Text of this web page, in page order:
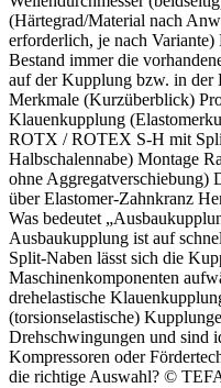
(Härtegrad/Material nach
erforderlich, je nach
Bestand immer die
auf der Kupplung bzw. in der
Merkmale (Kurzüberblick)
Klauenkupplung
ROTX / ROTEX S-H mit
Halbschalennabe) Montage
ohne Aggregatverschiebung)
über Elastomer-Zahnkranz
Was bedeutet
Ausbaukupplung ist auf
Split-Naben lässt sich die
Maschinenkomponenten
drehelastische
(torsionselastische)
Drehschwingungen und sind
Kompressoren oder
die richtige Auswahl? ©